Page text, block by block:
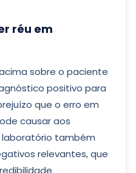
réu em
sobre o paciente
positivo para
que o erro em
causar aos
laboratório também
relevantes, que